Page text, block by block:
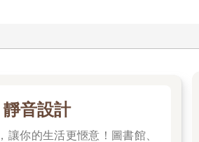
靜音設計
讓你的生活更愜意！圖書館、